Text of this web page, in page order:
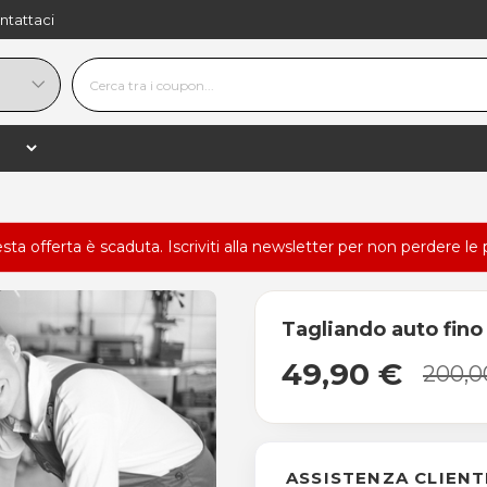
offerta è scaduta. Iscriviti alla newsletter per non perdere le
Tagliando auto fino
49,90 €
ASSISTENZA